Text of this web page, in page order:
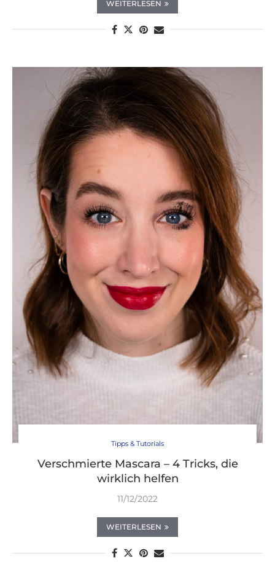
WEITERLESEN
Tipps & Tutorials
Verschmierte Mascara – 4 Tricks, die
wirklich helfen
11/12/2022
WEITERLESEN